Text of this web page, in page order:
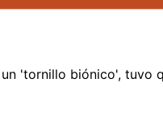
'tornillo biónico', tuvo